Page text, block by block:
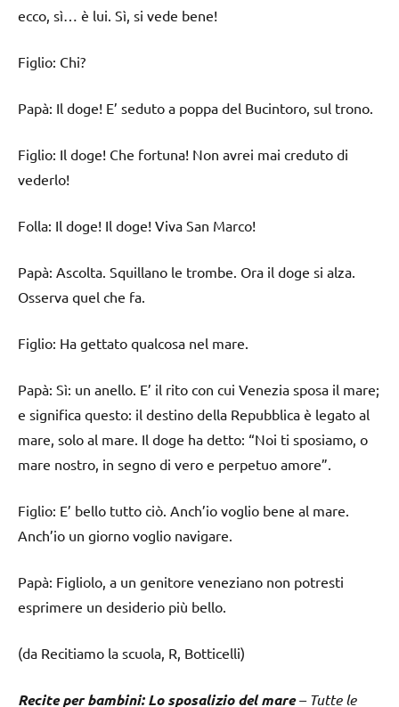
ecco, sì… è lui. Sì, si vede bene!
Figlio: Chi?
Papà: Il doge! E’ seduto a poppa del Bucintoro, sul trono.
Figlio: Il doge! Che fortuna! Non avrei mai creduto di
vederlo!
Folla: Il doge! Il doge! Viva San Marco!
Papà: Ascolta. Squillano le trombe. Ora il doge si alza.
Osserva quel che fa.
Figlio: Ha gettato qualcosa nel mare.
Papà: Sì: un anello. E’ il rito con cui Venezia sposa il mare;
e significa questo: il destino della Repubblica è legato al
mare, solo al mare. Il doge ha detto: “Noi ti sposiamo, o
mare nostro, in segno di vero e perpetuo amore”.
Figlio: E’ bello tutto ciò. Anch’io voglio bene al mare.
Anch’io un giorno voglio navigare.
Papà: Figliolo, a un genitore veneziano non potresti
esprimere un desiderio più bello.
(da Recitiamo la scuola, R, Botticelli)
Recite per bambini: Lo sposalizio del mare– Tutte le